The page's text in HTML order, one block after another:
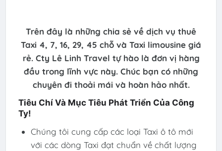
Trên đây là những chia sẻ về dịch vụ thuê
Taxi 4, 7, 16, 29, 45 chỗ và Taxi limousine giá
rẻ. Cty Lê Linh Travel tự hào là đơn vị hàng
đầu trong lĩnh vực này. Chúc bạn có những
chuyên đi thoải mái và hoàn hảo nhất.
Tiêu Chí Và Mục Tiêu Phát Triển Của Công
Ty!
Chúng tôi cung cấp các loại Taxi ô tô mới
với các dòng Taxi đạt chuẩn về chất lượng